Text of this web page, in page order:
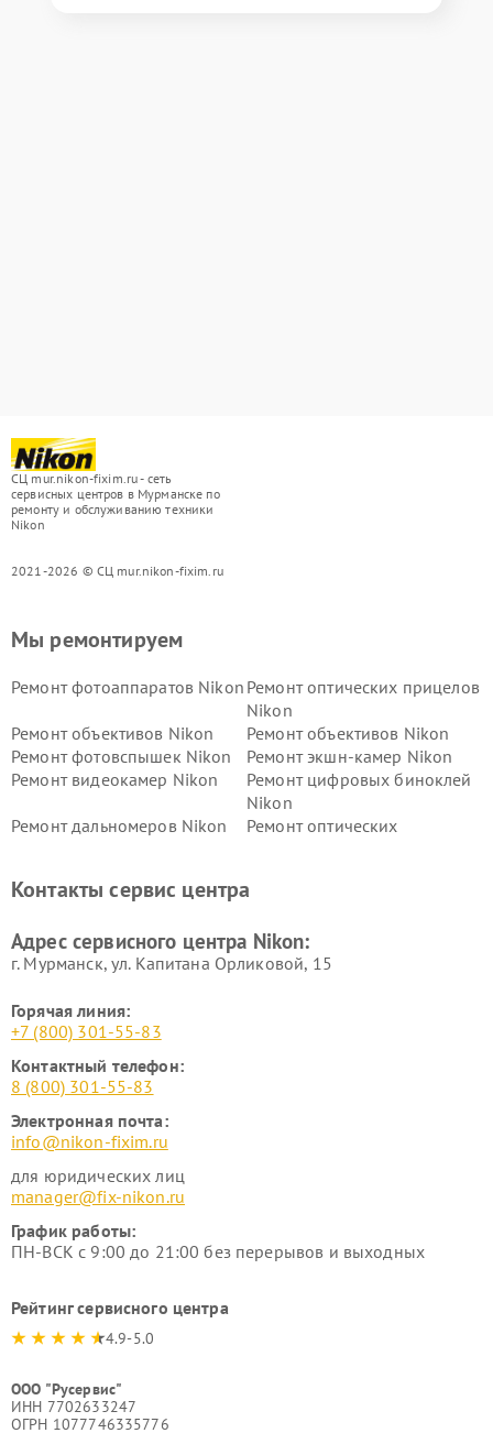
СЦ mur.nikon-fixim.ru - сеть
сервисных центров в Мурманске по
ремонту и обслуживанию техники
Nikon
2021-2026 © СЦ mur.nikon-fixim.ru
Мы ремонтируем
Ремонт фотоаппаратов Nikon Ремонт оптических прицелов
Nikon
Ремонт объективов Nikon
Ремонт объективов Nikon
Ремонт фотовспышек Nikon
Ремонт экшн-камер Nikon
Ремонт видеокамер Nikon
Ремонт цифровых биноклей
Nikon
Ремонт дальномеров Nikon
Ремонт оптических
Контакты сервис центра
Адрес сервисного центра Nikon:
г. Мурманск, ул. Капитана Орликовой, 15
Горячая линия:
+7 (800) 301-55-83
Контактный телефон:
8 (800) 301-55-83
Электронная почта:
info@nikon-fixim.ru
для юридических лиц
manager@fix-nikon.ru
График работы:
ПН-ВСК с 9:00 до 21:00 без перерывов и выходных
Рейтинг сервисного центра
4.9-5.0
ООО "Русервис"
ИНН 7702633247
ОГРН 1077746335776